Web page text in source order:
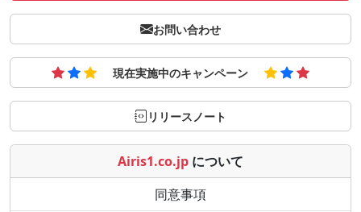
お問い合わせ
現在実施中のキャンペーン
リリースノート
Airis1.co.jp について
同意事項